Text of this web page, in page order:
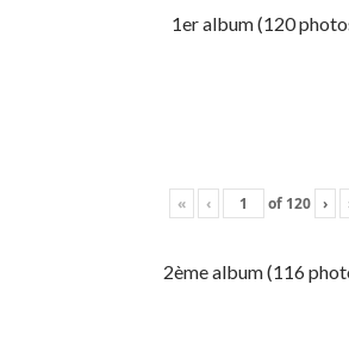
1er album (120
« ‹ of 120 ›
2ème album (116